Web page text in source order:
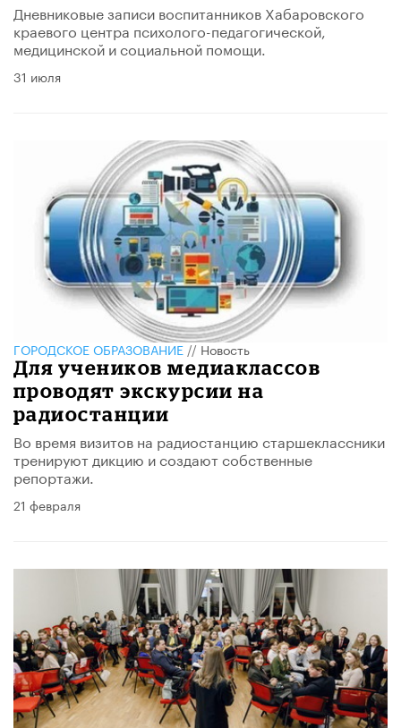
Дневниковые записи воспитанников Хабаровского
краевого центра психолого-педагогической,
медицинской и социальной помощи.
31 июля
ГОРОДСКОЕ ОБРАЗОВАНИЕ//Новость
Для учеников медиаклассов
проводят экскурсии на
радиостанции
Во время визитов на радиостанцию старшеклассники
тренируют дикцию и создают собственные
репортажи.
21 февраля